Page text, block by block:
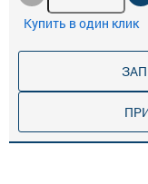
Купить в один клик